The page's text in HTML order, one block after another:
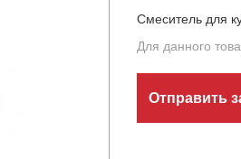
Смеситель для
Для данного
Отправить